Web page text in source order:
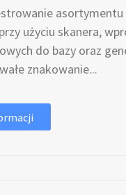
asortymentu
użyciu skanera,
do bazy oraz
znakowanie...